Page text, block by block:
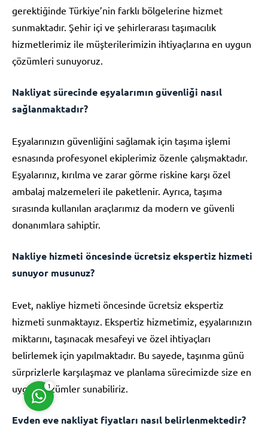
gerektiğinde Türkiye’nin farklı bölgelerine hizmet
sunmaktadır. Şehir içi ve şehirlerarası taşımacılık
hizmetlerimiz ile müşterilerimizin ihtiyaçlarına en uygun
çözümleri sunuyoruz.
Nakliyat sürecinde eşyalarımın güvenliği nasıl
sağlanmaktadır?
Eşyalarınızın güvenliğini sağlamak için taşıma işlemi
esnasında profesyonel ekiplerimiz özenle çalışmaktadır.
Eşyalarınız, kırılma ve zarar görme riskine karşı özel
ambalaj malzemeleri ile paketlenir. Ayrıca, taşıma
sırasında kullanılan araçlarımız da modern ve güvenli
donanımlara sahiptir.
Nakliye hizmeti öncesinde ücretsiz ekspertiz hizmeti
sunuyor musunuz?
Evet, nakliye hizmeti öncesinde ücretsiz ekspertiz
hizmeti sunmaktayız. Ekspertiz hizmetimiz, eşyalarınızın
miktarını, taşınacak mesafeyi ve özel ihtiyaçları
belirlemek için yapılmaktadır. Bu sayede, taşınma günü
sürprizlerle karşılaşmaz ve planlama sürecimizde size en
uygun çözümler sunabiliriz.
Evden eve nakliyat fiyatları nasıl belirlenmektedir?
Müşteri Temsilcisi
Cevap Yaz
1